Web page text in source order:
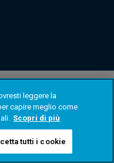
leggere la
capire meglio come
Scopri di più
tutti i cookie